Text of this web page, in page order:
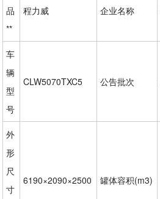
品
**
程力威 企业名称
车
辆
型
号
CLW5070TXC5 公告批次
外
形
尺
寸
6190×2090×2500 罐体容积(m3)